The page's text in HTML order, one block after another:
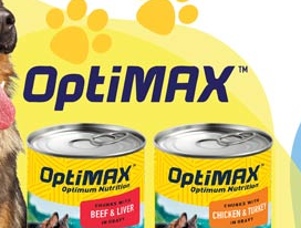
HUNTS TOMATO PASTE W/BASIL/GARLIC/OREG
OZ